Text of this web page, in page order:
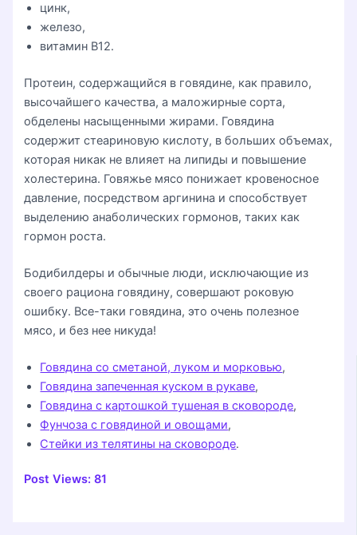
цинк,
железо,
витамин B12.
Протеин, содержащийся в говядине, как правило,
высочайшего качества, а маложирные сорта,
обделены насыщенными жирами. Говядина
содержит стеариновую кислоту, в больших объемах,
которая никак не влияет на липиды и повышение
холестерина. Говяжье мясо понижает кровеносное
давление, посредством аргинина и способствует
выделению анаболических гормонов, таких как
гормон роста.
Бодибилдеры и обычные люди, исключающие из
своего рациона говядину, совершают роковую
ошибку. Все-таки говядина, это очень полезное
мясо, и без нее никуда!
Говядина со сметаной, луком и морковью,
Говядина запеченная куском в рукаве,
Говядина с картошкой тушеная в сковороде,
Фунчоза с говядиной и овощами,
Стейки из телятины на сковороде.
Post Views: 81